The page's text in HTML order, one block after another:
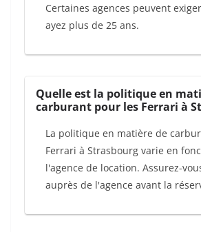
Certaines agences peuvent
ayez plus de 25 ans.
Quelle est la politique en
carburant pour les Ferrari à
La politique en matière de
Ferrari à Strasbourg varie en
l'agence de location. Assurez-
auprès de l'agence avant la